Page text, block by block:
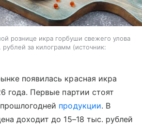
рознице икра горбуши свежего улова
рублей за килограмм
источник:
появилась красная икра
года. Первые партии стоят
продукции. В
доходит до 15–18 тыс. рублей